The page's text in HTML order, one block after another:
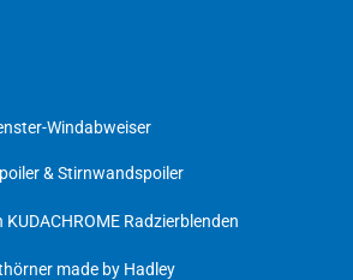
Windabweiser
& Stirnwandspoiler
KUDACHROME Radzierblenden
made by Hadley